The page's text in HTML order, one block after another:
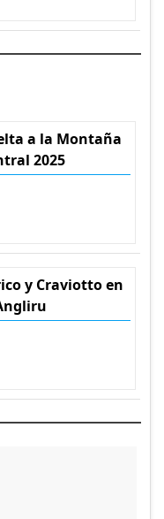
a la Montaña
2025
y Craviotto en